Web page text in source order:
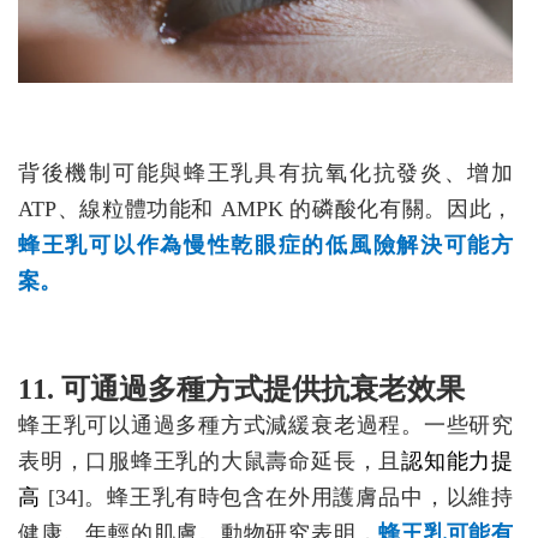
背後機制可能與蜂王乳具有抗氧化抗發炎、增加
ATP、線粒體功能和 AMPK 的磷酸化有關。因此，
蜂王乳可以作為慢性乾眼症的低風險解決可能方
案。
11. 可通過多種方式提供抗衰老效果
蜂王乳可以通過多種方式減緩衰老過程。一些研究
表明，口服蜂王乳的大鼠壽命延長，且認知能力提
高 [34]。蜂王乳有時包含在外用護膚品中，以維持
健康、年輕的肌膚。動物研究表明，蜂王乳可能有